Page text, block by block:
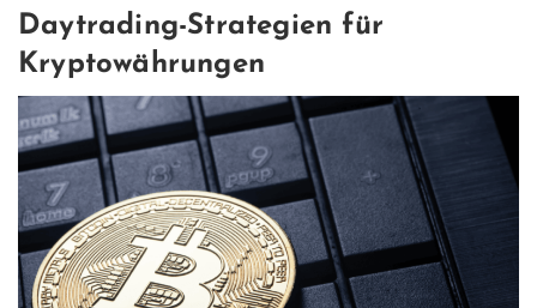
Daytrading-Strategien für
Kryptowährungen